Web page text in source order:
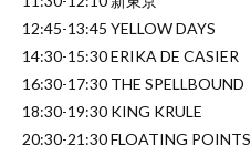
12:45-13:45 YELLOW DAYS
14:30-15:30 ERIKA DE CASIER
16:30-17:30 THE SPELLBOUND
18:30-19:30 KING KRULE
20:30-21:30 FLOATING POINTS